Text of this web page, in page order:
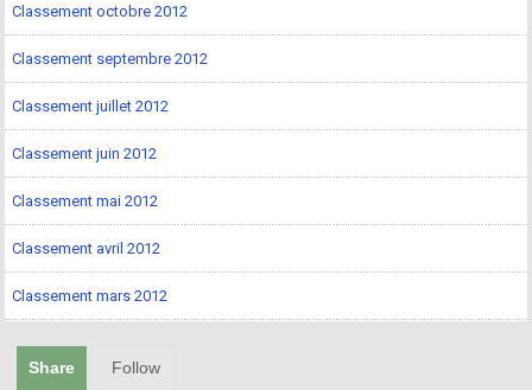
Classement octobre 2012
Classement septembre 2012
Classement juillet 2012
Classement juin 2012
Classement mai 2012
Classement avril 2012
Classement mars 2012
Share Follow